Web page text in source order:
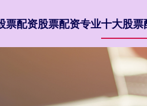
票配资股票配资专业十大股票